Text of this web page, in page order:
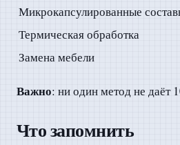
Микрокапсулированные
Термическая обработка
Замена мебели
Важно: ни один метод не даёт
Что запомнить